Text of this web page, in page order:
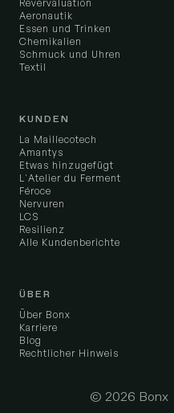
Revervaluation
Aeronautik
Essen und Trinken
Chemikalien
Schmuck und Uhren
Textil
KUNDEN
La Maillecotech
Amantys
Etwas hinzugefügt
L'Atelier du Ferment
Féroce
Nervuren
LCS
Resilienz
Alle Kundenberichte
ÜBER
Über Bonx
Karriere
Blog
Rechtlicher Hinweis
© 2026 Bonx